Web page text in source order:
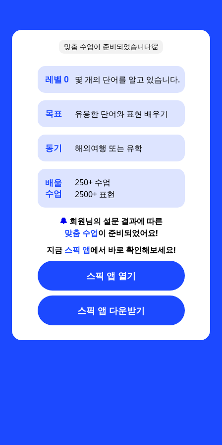
맞춤 수업이 준비되었습니다👏
레벨 0 몇 개의 단어를 알고 있습니다.
목표 유용한 단어와 표현 배우기
동기 해외여행 또는 유학
배울
수업
250+ 수업
2500+ 표현
🔔 회원님의 설문 결과에 따른
맞춤 수업이 준비되었어요!
지금 스픽 앱에서 바로 확인해보세요!
스픽 앱 열기
스픽 앱 다운받기